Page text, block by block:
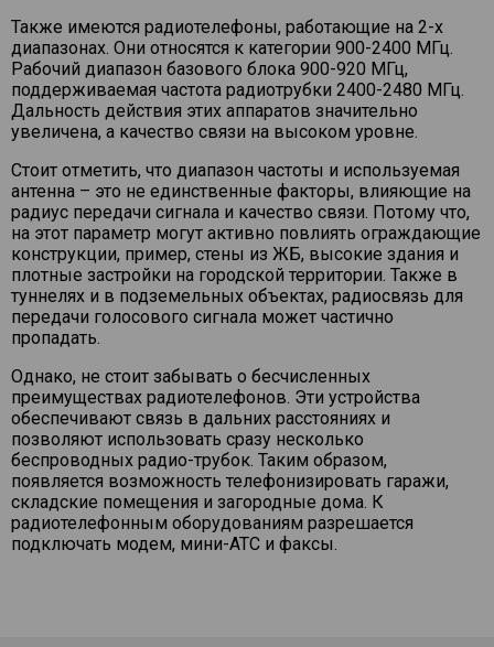
Также имеются радиотелефоны, работающие на 2-х
диапазонах. Они относятся к категории 900-2400 МГц.
Рабочий диапазон базового блока 900-920 МГц,
поддерживаемая частота радиотрубки 2400-2480 МГц.
Дальность действия этих аппаратов значительно
увеличена, а качество связи на высоком уровне.
Стоит отметить, что диапазон частоты и используемая
антенна – это не единственные факторы, влияющие на
радиус передачи сигнала и качество связи. Потому что,
на этот параметр могут активно повлиять ограждающие
конструкции, пример, стены из ЖБ, высокие здания и
плотные застройки на городской территории. Также в
туннелях и в подземельных объектах, радиосвязь для
передачи голосового сигнала может частично
пропадать.
Однако, не стоит забывать о бесчисленных
преимуществах радиотелефонов. Эти устройства
обеспечивают связь в дальних расстояниях и
позволяют использовать сразу несколько
беспроводных радио-трубок. Таким образом,
появляется возможность телефонизировать гаражи,
складские помещения и загородные дома. К
радиотелефонным оборудованиям разрешается
подключать модем, мини-АТС и факсы.